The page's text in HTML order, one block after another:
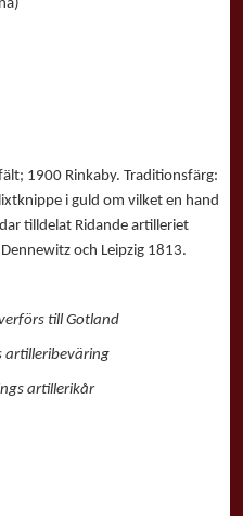
1900 Rinkaby. Traditionsfärg:
i guld om vilket en hand
tilldelat Ridande artilleriet
och Leipzig 1813.
till Gotland
artillerikår